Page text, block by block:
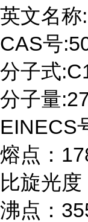
英文名
CAS号
分子式
分子量
EINECS
熔点：
比旋光
沸点：